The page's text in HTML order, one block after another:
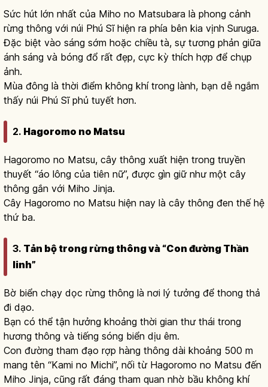
Sức hút lớn nhất của Miho no Matsubara là phong cảnh
rừng thông với núi Phú Sĩ hiện ra phía bên kia vịnh Suruga.
Đặc biệt vào sáng sớm hoặc chiều tà, sự tương phản giữa
ánh sáng và bóng đổ rất đẹp, cực kỳ thích hợp để chụp
ảnh.
Mùa đông là thời điểm không khí trong lành, bạn dễ ngắm
thấy núi Phú Sĩ phủ tuyết hơn.
2. Hagoromo no Matsu
Hagoromo no Matsu, cây thông xuất hiện trong truyền
thuyết “áo lông của tiên nữ”, được gìn giữ như một cây
thông gắn với Miho Jinja.
Cây Hagoromo no Matsu hiện nay là cây thông đen thế hệ
thứ ba.
3. Tản bộ trong rừng thông và “Con đường Thần
linh”
Bờ biển chạy dọc rừng thông là nơi lý tưởng để thong thả
đi dạo.
Bạn có thể tận hưởng khoảng thời gian thư thái trong
hương thông và tiếng sóng biển dịu êm.
Con đường tham đạo rợp hàng thông dài khoảng 500 m
mang tên “Kami no Michi”, nối từ Hagoromo no Matsu đến
Miho Jinja, cũng rất đáng tham quan nhờ bầu không khí